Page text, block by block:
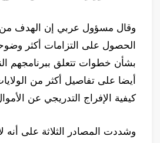
وقال مسؤول عربي إن الهدف من
الحصول على التزامات أكثر
بشأن خطوات تتعلق ببرنامجهم
أيضا على تفاصيل أكثر من
كيفية الإفراج التدريجي عن
وشددت المصادر الثلاثة على أنه